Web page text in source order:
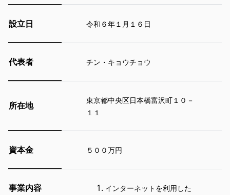
設立日 令和６年１月１６日
代表者 チン・キョウチョウ
所在地
東京都中央区日本橋富沢町１０－
１１
資本金 ５００万円
事業内容
インターネットを利用した